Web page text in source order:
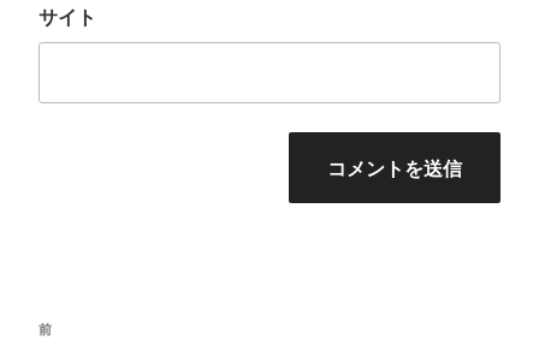
サイト
投
前
前